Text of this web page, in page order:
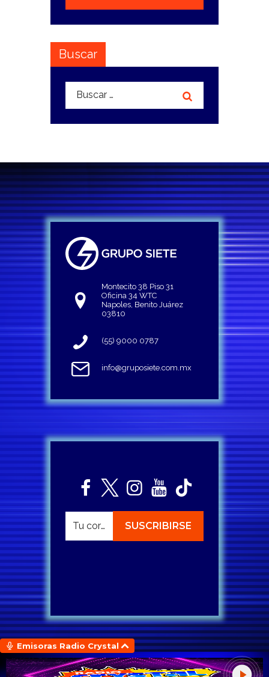
Buscar
Buscar:
Montecito 38 Piso 31
Oficina 34 WTC
Napoles, Benito Juárez
03810
(55) 9000 0787
info@gruposiete.com.mx
Emisoras Radio Crystal